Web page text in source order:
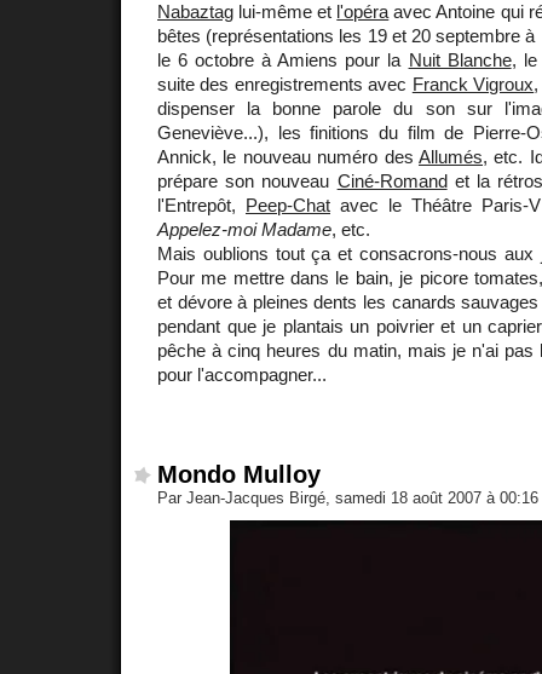
Nabaztag lui-même et l'opéraavec Antoine qui
bêtes (représentations les 19 et 20 septembre
le 6 octobre à Amiens pour la Nuit Blanche, le
suite des enregistrements avec Franck Vigroux
dispenser la bonne parole du son sur
Geneviève...), les finitions du film de Pierre-
Annick, le nouveau numéro des Allumés, etc.
prépare son nouveau Ciné-Romandet la
l'Entrepôt, Peep-Chat avec le Théâtre Paris-
Appelez-moi Madame, etc.
Mais oublions tout ça et consacrons-nous aux
Pour me mettre dans le bain, je picore
et dévore à pleines dents les canards
pendant que je plantais un poivrier et un
pêche à cinq heures du matin, mais je n'ai
pour l'accompagner...
Mondo Mulloy
Par Jean-Jacques Birgé, samedi 18 août 2007 à 00:16